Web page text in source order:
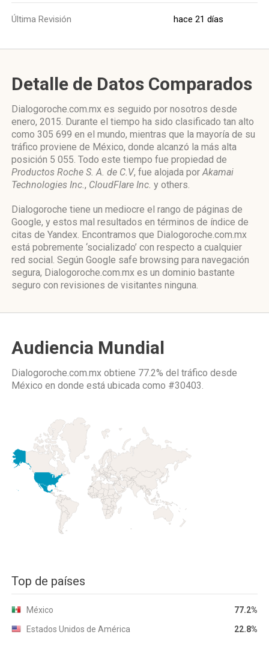
Última Revisión hace 21 días
Detalle de Datos Comparados
Dialogoroche.com.mx es seguido por nosotros desde
enero, 2015. Durante el tiempo ha sido clasificado tan alto
como 305 699 en el mundo, mientras que la mayoría de su
tráfico proviene de México, donde alcanzó la más alta
posición 5 055. Todo este tiempo fue propiedad de
Productos Roche S. A. de C.V, fue alojada porAkamai
Technologies Inc., CloudFlare Inc. y others.
Dialogoroche tiene un mediocre el rango de páginas de
Google, y estos mal resultados en términos de índice de
citas de Yandex. Encontramos que Dialogoroche.com.mx
está pobremente ‘socializado’ con respecto a cualquier
red social. Según Google safe browsing para navegación
segura, Dialogoroche.com.mx es un dominio bastante
seguro con revisiones de visitantes ninguna.
Audiencia Mundial
Dialogoroche.com.mx obtiene 77.2% del tráfico desde
México en donde está ubicada como #30403.
Top de países
México
77.2%
Estados Unidos de América
22.8%